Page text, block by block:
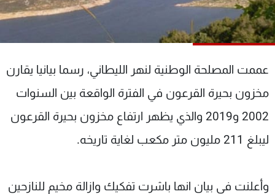
عممت المصلحة الوطنية لنهر الليطاني، رسما بيانيا يقارن
مخزون بحيرة القرعون في الفترة الواقعة بين السنوات
2002 و2019 والذي يظهر ارتفاع مخزون بحيرة القرعون
ليبلغ 211 مليون متر مكعب لغاية تاريخه.
وأعلنت في بيان انها باشرت تفكيك وازالة مخيم للنازحين
البرامج
جدول البرامج
شاهد البرامج
عن MTV
الإنـتـاج
لاعلاناتكم
وظائف
تواصل معنا
شروط الإسـتخدام